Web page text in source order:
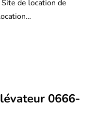
de location de
0666-